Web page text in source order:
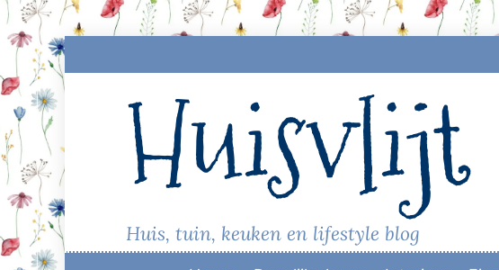
Skip
to
Huisvlijt
Huis, tuin, keuken en lifestyle blog